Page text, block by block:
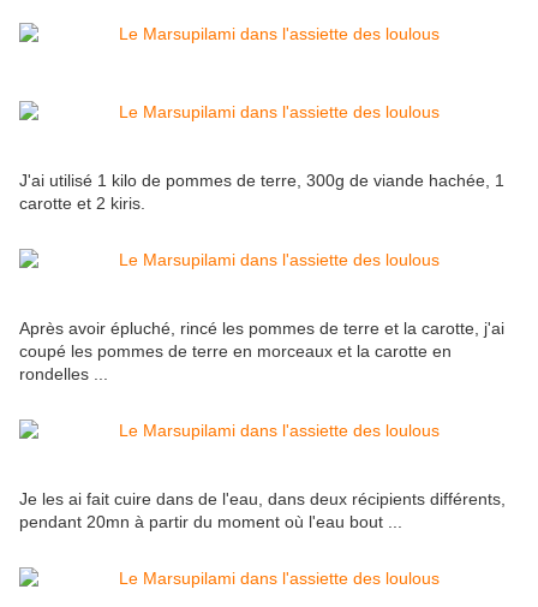
J'ai utilisé 1 kilo de pommes de terre, 300g de viande hachée, 1
carotte et 2 kiris.
Après avoir épluché, rincé les pommes de terre et la carotte, j'ai
coupé les pommes de terre en morceaux et la carotte en
rondelles ...
Je les ai fait cuire dans de l'eau, dans deux récipients différents,
pendant 20mn à partir du moment où l'eau bout ...